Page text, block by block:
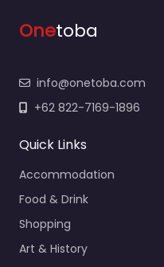
Onetoba
info@onetoba.com
+62 822-7169-1896
Quick Links
Accommodation
Food & Drink
Shopping
Art & History